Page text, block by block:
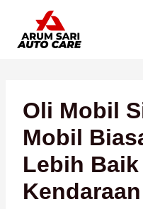
konten
Oli Mobil
Mobil
Lebih